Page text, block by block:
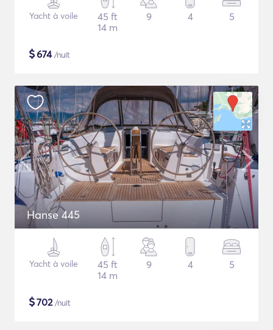
Yacht à voile
45 ft
14 m
9 4 5
$674/nuit
Hanse 445
Yacht à voile
45 ft
14 m
9 4 5
$702/nuit